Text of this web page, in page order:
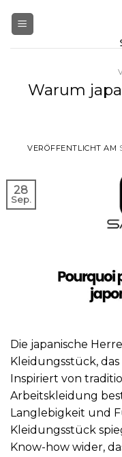
Inhalt
Warum
VERÖFFENTLICHT AM
28
Sep.
Die japanische
Kleidungsstück,
Inspiriert von
Arbeitskleidung
Langlebigkeit und
Kleidungsstück
Know-how wider,